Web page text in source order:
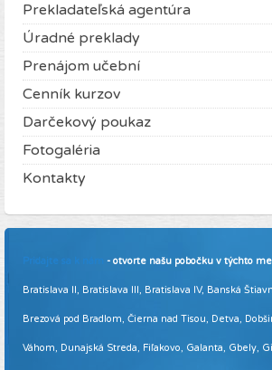
Prekladateľská agentúra
Úradné preklady
Prenájom učební
Cenník kurzov
Darčekový poukaz
Fotogaléria
Kontakty
Pridajte sa k nám - otvorte našu pobočku v týchto
Bratislava II, Bratislava III, Bratislava IV, Banská
Brezová pod Bradlom, Čierna nad Tisou, Detva,
Váhom, Dunajská Streda, Fiľakovo, Galanta, Gbely,